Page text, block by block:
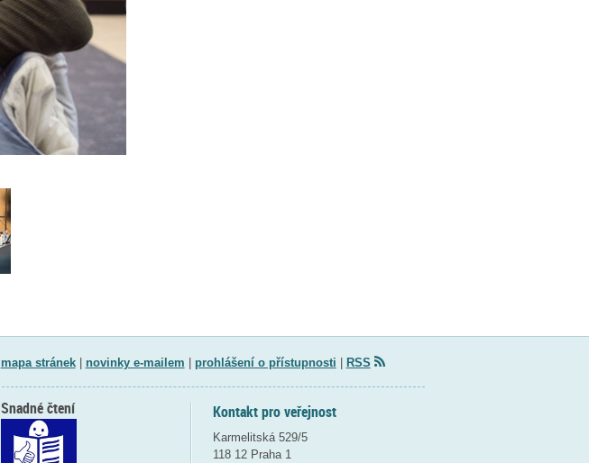
mapa stránek| novinky e-mailem prohlášení o přístupnosti RSS
Kontakt pro veřejnost
Karmelitská 529/5
118 12 Praha 1
Snadné čtení